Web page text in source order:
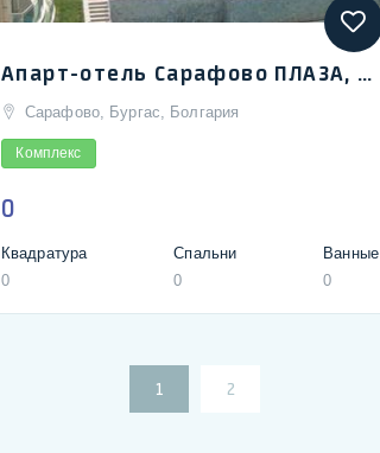
Апарт-отель Сарафово ПЛАЗА, Бургас | Sarafovo Premier Plaza
Сарафово, Бургас, Болгария
Комплекс
0
Квадратура
0
Спальни
0
Ванные
0
1 2